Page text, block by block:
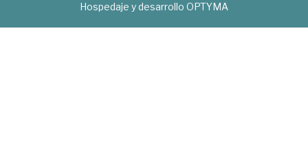
Hospedaje y desarrollo OPTYMA